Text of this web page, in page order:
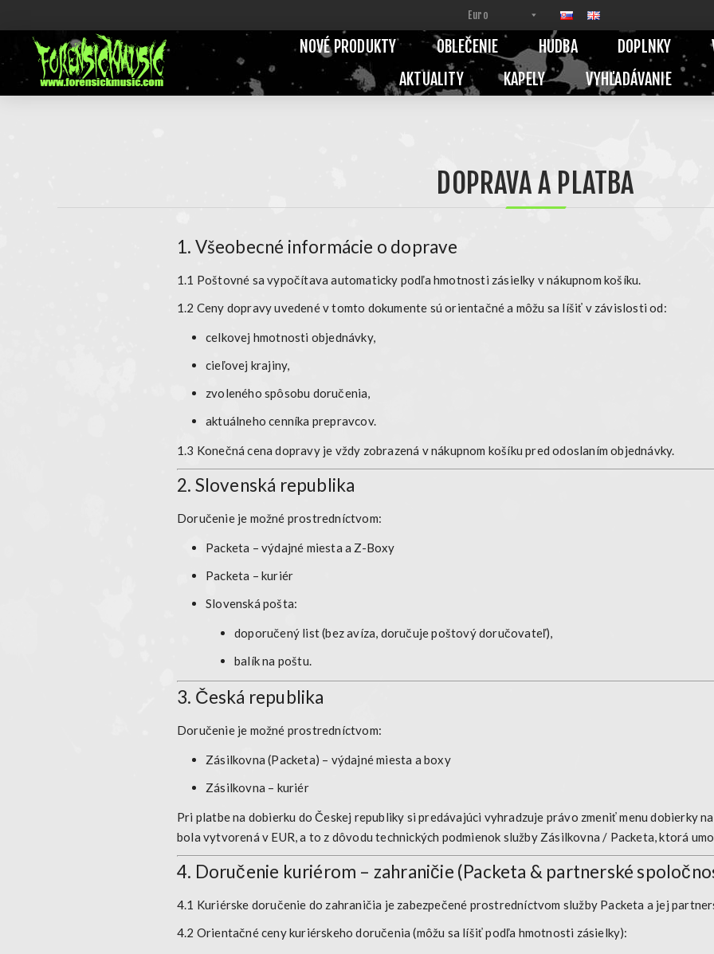
NOVÉ PRODUKTY OBLEČENIE HUDBA DOPLNKY
AKTUALITY
KAPELY VYHĽADÁVANIE
DOPRAVA A PLATBA
1. Všeobecné informácie o doprave
1.1 Poštovné sa vypočítavaautomaticky podľa hmotnosti zásielky v nákupnom košíku.
1.2 Ceny dopravy uvedené v tomto dokumente súorientačnéa môžu sa líšiť v závislosti od:
celkovej hmotnosti objednávky,
cieľovej krajiny,
zvoleného spôsobu doručenia,
aktuálneho cenníka prepravcov.
1.3 Konečná cena dopravy je vždy zobrazená v nákupnom košíku pred odoslaním objednávky.
2. Slovenská republika
Doručenie je možné prostredníctvom:
Packeta – výdajné miesta a Z-Boxy
Packeta – kuriér
Slovenská pošta:
doporučený list (bez avíza, doručuje poštový doručovateľ),
balík na poštu.
3. Česká republika
Doručenie je možné prostredníctvom:
Zásilkovna (Packeta) – výdajné miesta a boxy
Zásilkovna – kuriér
Pri platbe na dobierku do Českej republiky si predávajúci vyhradzuje právo zmeniť menu dobierky
bola vytvorená v EUR, a to z dôvodu technických podmienok služby Zásilkovna / Packeta, ktorá
4. Doručenie kuriérom – zahraničie (Packeta & partnerské
4.1 Kuriérske doručenie do zahraničia je zabezpečené prostredníctvom služby Packeta a jej
4.2 Orientačné ceny kuriérskeho doručenia (môžu sa líšiť podľa hmotnosti zásielky):